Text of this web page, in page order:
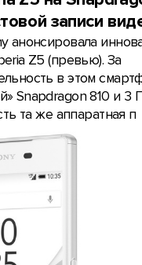
записи
анонсировала
Z5 (превью). За
в этом
Snapdragon 810 и 3
та же аппаратная п